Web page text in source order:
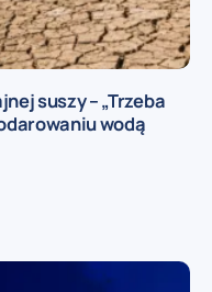
suszy – „Trzeba
wodą